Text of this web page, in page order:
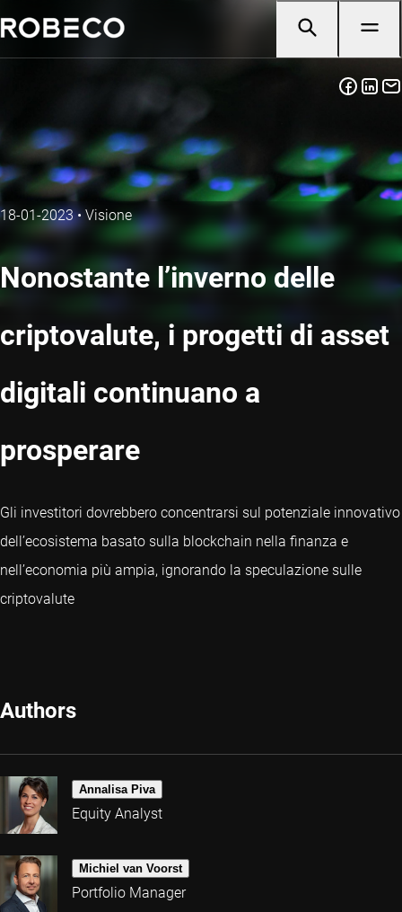
18-01-2023• Visione
Nonostante l’inverno delle
criptovalute, i progetti di asset
digitali continuano a
prosperare
Gli investitori dovrebbero concentrarsi sul potenziale innovativo
dell’ecosistema basato sulla blockchain nella finanza e
nell’economia più ampia, ignorando la speculazione sulle
criptovalute
Authors
Annalisa Piva
Equity Analyst
Michiel van Voorst
Portfolio Manager